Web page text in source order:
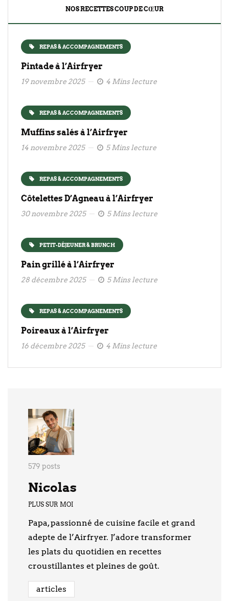
NOS RECETTES COUP DE CŒUR
REPAS & ACCOMPAGNEMENTS
Pintade à l’Airfryer
19 novembre 2025 4 Mins lecture
REPAS & ACCOMPAGNEMENTS
Muffins salés à l’Airfryer
14 novembre 2025 5 Mins lecture
REPAS & ACCOMPAGNEMENTS
Côtelettes D’Agneau à l’Airfryer
30 novembre 2025 5 Mins lecture
PETIT-DÉJEUNER & BRUNCH
Pain grillé à l’Airfryer
28 décembre 2025 5 Mins lecture
REPAS & ACCOMPAGNEMENTS
Poireaux à l’Airfryer
16 décembre 2025 4 Mins lecture
579 posts
Nicolas
PLUS SUR MOI
Papa, passionné de cuisine facile et grand
adepte de l’Airfryer. J’adore transformer
les plats du quotidien en recettes
croustillantes et pleines de goût.
articles